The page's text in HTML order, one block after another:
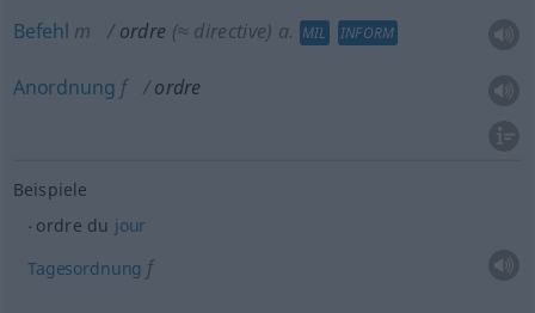
Befehl m ordre (≈ directive) a. MIL INFORM
Anordnung f ordre
Beispiele
ordre du jour
Tagesordnung f